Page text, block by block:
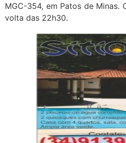
MGC-354, em Patos de
volta das 22h30.